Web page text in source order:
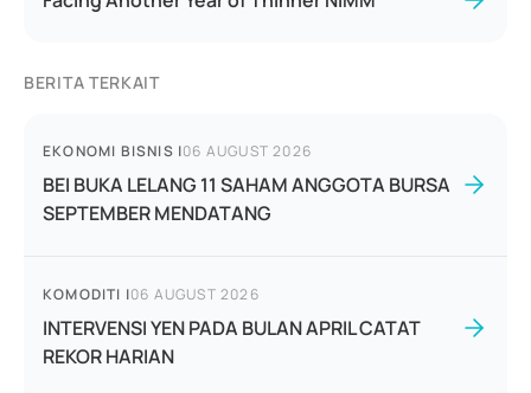
BERITA TERKAIT
EKONOMI BISNIS |06 AUGUST 2026
BEI BUKA LELANG 11 SAHAM ANGGOTA BURSA
SEPTEMBER MENDATANG
KOMODITI |06 AUGUST 2026
INTERVENSI YEN PADA BULAN APRIL CATAT
REKOR HARIAN